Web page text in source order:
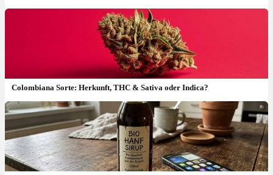
Colombiana Sorte: Herkunft, THC & Sativa oder Indica?
Gelato Cake Sorte: THC-Gehalt, Wirkung & wie ist der
Geschmack?